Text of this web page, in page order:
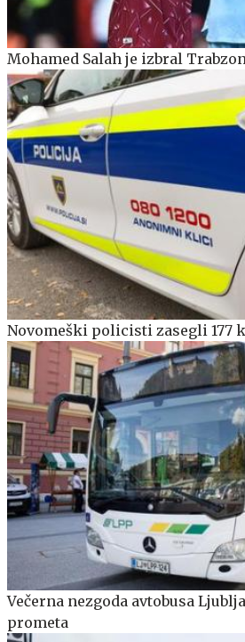
Mohamed Salah je izbral
Novomeški policisti zasegli 177
Večerna nezgoda avtobusa
prometa